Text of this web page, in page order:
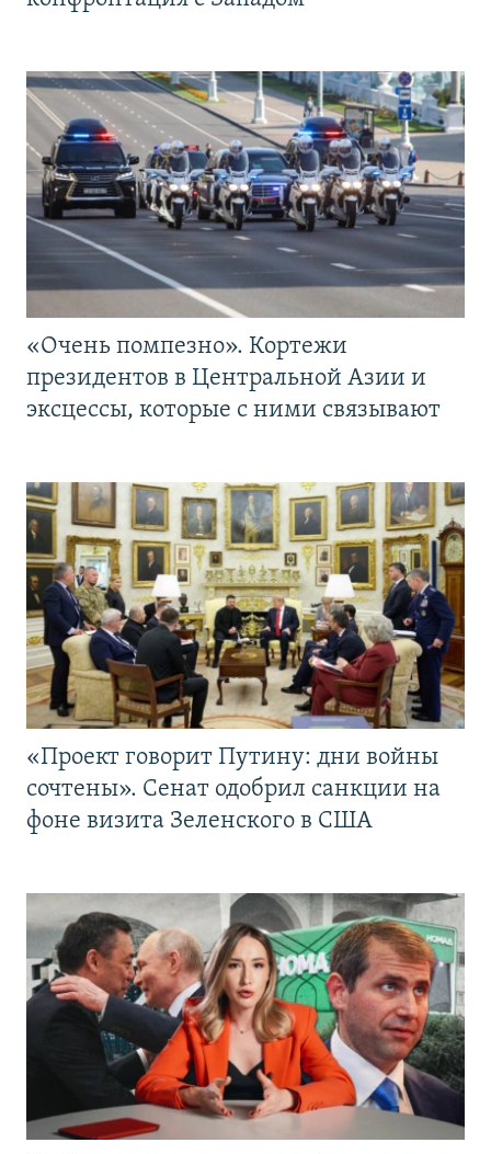
«Очень помпезно». Кортежи
президентов в Центральной Азии и
эксцессы, которые с ними связывают
«Проект говорит Путину: дни войны
сочтены». Сенат одобрил санкции на
фоне визита Зеленского в США